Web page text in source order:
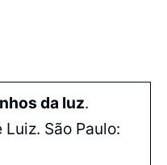
da luz.
São Paulo: